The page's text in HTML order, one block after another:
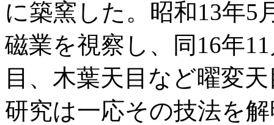
に築窯した。昭和13年5
磁業を視察し、同16年
目、木葉天目など曜変
研究は一応その技法を